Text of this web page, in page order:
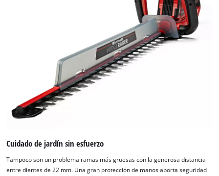
Cuidado de jardín sin esfuerzo
Tampoco son un problema ramas más gruesas con la generosa distancia
entre dientes de 22 mm. Una gran protección de manos aporta seguridad